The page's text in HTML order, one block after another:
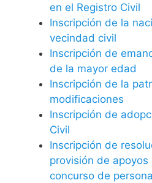
en el Registro Civil
Inscripción de la
vecindad civil
Inscripción de
de la mayor edad
Inscripción de la
modificaciones
Inscripción de
Civil
Inscripción de
provisión de
concurso de